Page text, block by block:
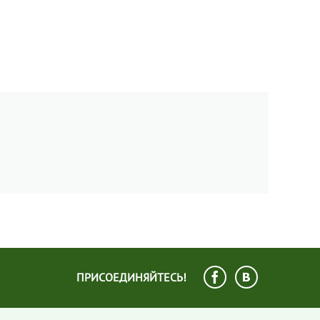
ПРИСОЕДИНЯЙТЕСЬ!